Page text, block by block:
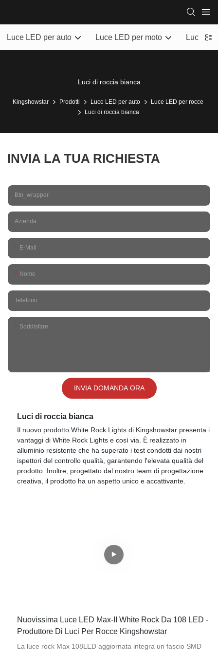
Luce LED per auto Luce LED per moto Luce
Luci di roccia bianca
Kingshowstar Prodotti Luce LED per auto
Luce LED per rocce
Luci di roccia bianca
INVIA LA TUA RICHIESTA
Btn_wrapper
Azienda
E-Mail
Nome
Telefono
Soddisfare
INVIA DOMANDA ORA
Luci di roccia bianca
Il nuovo prodotto White Rock Lights di Kingshowstar presenta i
vantaggi di White Rock Lights e così via. È realizzato in
alluminio resistente che ha superato i test condotti dai nostri
ispettori del controllo qualità, garantendo l'elevata qualità del
prodotto. Inoltre, progettato dal nostro team di progettazione
creativa, il prodotto ha un aspetto unico e accattivante.
Nuovissima Luce LED Max-II White Rock Da 108 LED -
Produttore Di Luci Per Rocce Kingshowstar
La luce rock Max 108LED aggiornata integra un fascio SMD